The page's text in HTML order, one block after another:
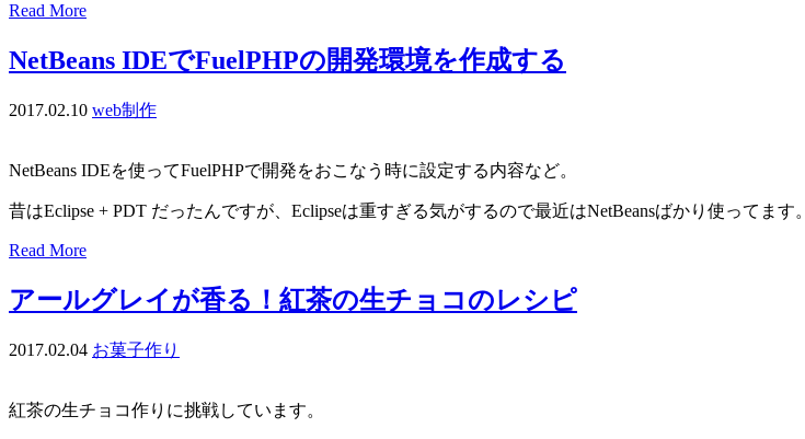
Read More
NetBeans IDEでFuelPHPの開発環境を作成する
2017.02.10 web制作
NetBeans IDEを使ってFuelPHPで開発をおこなう時に設定する内容など。
昔はEclipse + PDT だったんですが、Eclipseは重すぎる気がするので最近はNetBeansばかり使ってます。
Read More
アールグレイが香る！紅茶の生チョコのレシピ
2017.02.04 お菓子作り
紅茶の生チョコ作りに挑戦しています。